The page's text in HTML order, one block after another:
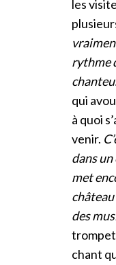
les
rythme
qui
à quoi
venir.
dans
met
des
chant